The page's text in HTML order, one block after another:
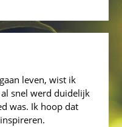
leven, wist ik
snel werd duidelijk
was. Ik hoop dat